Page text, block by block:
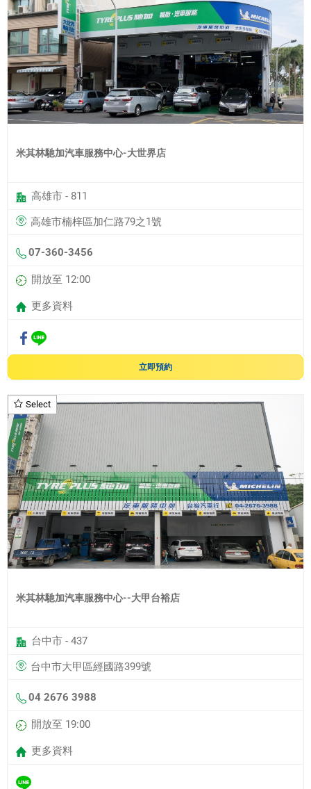
米其林馳加汽車服務中心-大世界店
高雄市 - 811
高雄市楠梓區加仁路79之1號
07-360-3456
開放至 12:00
更多資料
立即預約
Select
米其林馳加汽車服務中心--大甲台裕店
台中市 - 437
台中市大甲區經國路399號
04 2676 3988
開放至 19:00
更多資料